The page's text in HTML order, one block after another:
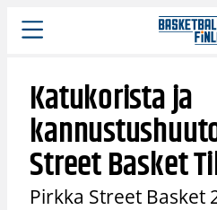
Siirry
sisältöön
Katukorista ja
Street Basket
Pirkka Street Basket